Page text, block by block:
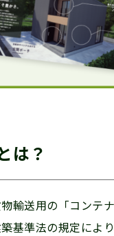
は？
輸送用の「コンテ
基準法の規定によ